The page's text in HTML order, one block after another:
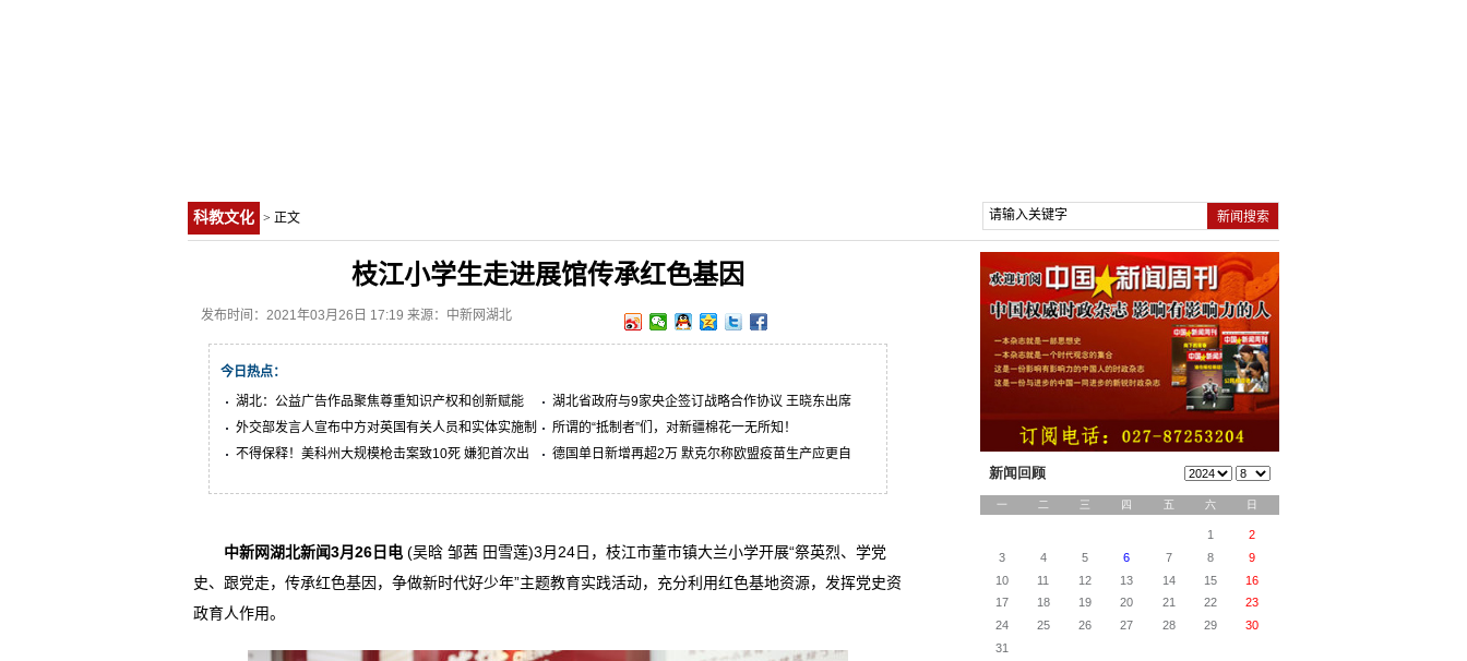
科教文化 > 正文
枝江小学生走进展馆传承红色基因
发布时间：2021年03月26日 17:19 来源：中新网湖北
今日热点：
湖北：公益广告作品聚焦尊重知识产权和创新赋能
湖北省政府与9家央企签订战略合作协议 王晓东出席
外交部发言人宣布中方对英国有关人员和实体实施制
裁
所谓的“抵制者”们，对新疆棉花一无所知！
不得保释！美科州大规模枪击案致10死 嫌犯首次出
德国单日新增再超2万 默克尔称欧盟疫苗生产应更自
中新网湖北新闻3月26日电 (吴晗 邹茜 田雪莲)3月24日，枝江市董市镇大兰小学开展“祭英烈、学党
史、跟党走，传承红色基因，争做新时代好少年”主题教育实践活动，充分利用红色基地资源，发挥党史资
政育人作用。